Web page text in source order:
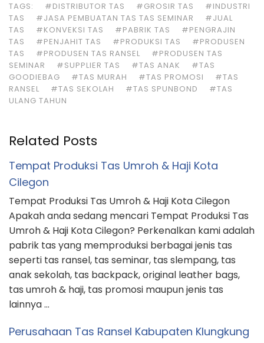
TAGS: #DISTRIBUTOR TAS #GROSIR TAS
#INDUSTRI
TAS
#JASA PEMBUATAN TAS TAS SEMINAR
#JUAL
TAS
#KONVEKSI TAS #PABRIK TAS
#PENGRAJIN
TAS
#PENJAHIT TAS #PRODUKSI TAS
#PRODUSEN
TAS
#PRODUSEN TAS RANSEL
#PRODUSEN TAS
SEMINAR
#SUPPLIER TAS #TAS ANAK
#TAS
GOODIEBAG
#TAS MURAH #TAS PROMOSI
#TAS
RANSEL
#TAS SEKOLAH #TAS SPUNBOND
#TAS
ULANG TAHUN
Related Posts
Tempat Produksi Tas Umroh & Haji Kota
Cilegon
Tempat Produksi Tas Umroh & Haji Kota Cilegon
Apakah anda sedang mencari Tempat Produksi Tas
Umroh & Haji Kota Cilegon? Perkenalkan kami adalah
pabrik tas yang memproduksi berbagai jenis tas
seperti tas ransel, tas seminar, tas slempang, tas
anak sekolah, tas backpack, original leather bags,
tas umroh & haji, tas promosi maupun jenis tas
lainnya …
Perusahaan Tas Ransel Kabupaten Klungkung